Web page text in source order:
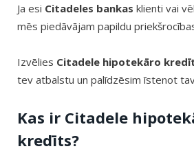
Ja esi Citadeles bankas klienti vai
mēs piedāvājam papildu
Izvēlies Citadele hipotekāro
tev atbalstu un palīdzēsim īstenot
Kas ir Citadele
kredīts?